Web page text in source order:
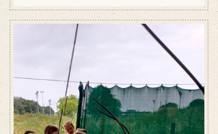
of snelste. Maar wel over samenwerken, nadenken en
overleggen om zo het beste resultaat neer te zetten.
Met hoeveel raken jullie in de auto? Kunnen jullie met
de grote bal zo snel mogelijk het parcours afleggen?